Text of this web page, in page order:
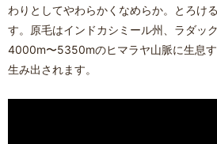
わりとしてやわらかくなめらか。とろけ
す。原毛はインドカシミール州、ラダッ
4000m〜5350mのヒマラヤ山脈に生息
生み出されます。